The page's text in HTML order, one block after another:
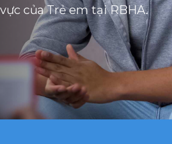
của Trẻ em tại RBHA.